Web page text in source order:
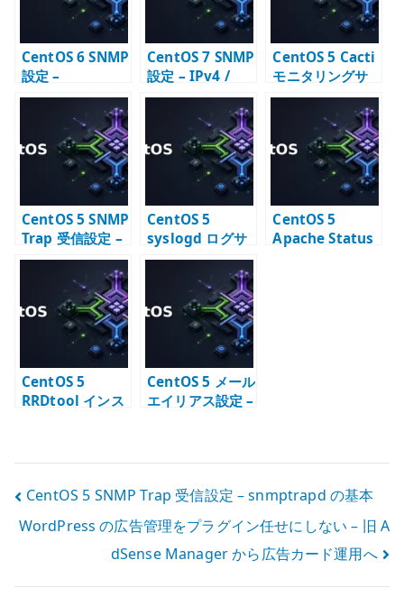
CentOS 6 SNMP
設定 –
snmpd.conf と
監視公開範囲の
CentOS 7 SNMP
設定 – IPv4 /
IPv6 対応の
snmpd.conf
CentOS 5 Cacti
モニタリングサ
ーバー構築 –
RRDtool と
SNMP 監視
CentOS 5 SNMP
Trap 受信設定 –
snmptrapd の
CentOS 5
syslogd ログサ
ーバー構築 –
syslog の受信と
CentOS 5
Apache Status
CentOS 5
RRDtool インス
CentOS 5 メール
エイリアス設定 –
投
稿
CentOS 5 SNMP Trap 受信設定 – snmptrapd の基本
WordPress の広告管理をプラグイン任せにしない – 旧 A
dSense Manager から広告カード運用へ